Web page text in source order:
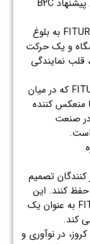
خود را به حوزه B۲B گسترش داد، و مکمل پیشنهاد B۲C
با این حال، در سال ۲۰۲۴ بود که FITUR Cruises به بلوغ
تا ۵ روز نمایشگاه و یک حرکت
استراتژیک به پاویون ۴ IFEMA MADRID، قلب نمایندگی
این تغییر مکان تصادفی نبود. FITUR Cruises که در میان
منعکس کننده
صنعت
برگزار کنندگان تصمیم
گرفتند مکان آن را برای نسخه آینده ۲۰۲۵ حفظ کنند. این
تصمیم بر ادغام کشتی های مسافرتی FITUR به عنوان یک
در نوآوری و